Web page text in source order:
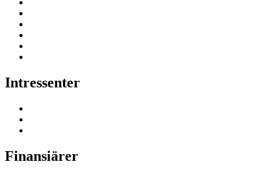
Intressenter
Finansiärer